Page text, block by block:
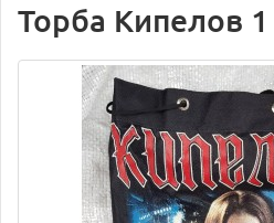
Торба Кипелов 1